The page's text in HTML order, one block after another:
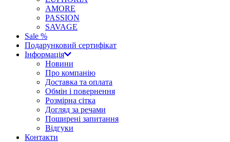
AMORE
PASSION
SAVAGE
Sale %
Подарунковий сертифікат
Інформація
Новини
Про компанію
Доставка та оплата
Обмін і повернення
Розмірна сітка
Догляд за речами
Поширені запитання
Відгуки
Контакти